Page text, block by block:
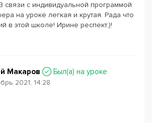
связи с индивидуальной программой
на уроке легкая и крутая. Рада что
в этой школе! Ирине респект;)!
Макаров Был(a) на уроке
2021, 14:28